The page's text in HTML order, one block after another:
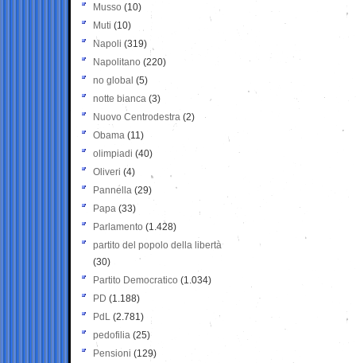
Musso (10)
Muti (10)
Napoli (319)
Napolitano (220)
no global (5)
notte bianca (3)
Nuovo Centrodestra (2)
Obama (11)
olimpiadi (40)
Oliveri (4)
Pannella (29)
Papa (33)
Parlamento (1.428)
partito del popolo della libertà
(30)
Partito Democratico (1.034)
PD (1.188)
PdL (2.781)
pedofilia (25)
Pensioni (129)